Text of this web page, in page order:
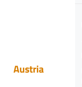
Austria